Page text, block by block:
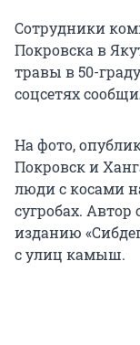
Сотрудники
Покровска в
травы в 50-
соцсетях
На фото,
Покровск и
люди с косами
сугробах. Автор
изданию
с улиц камыш.